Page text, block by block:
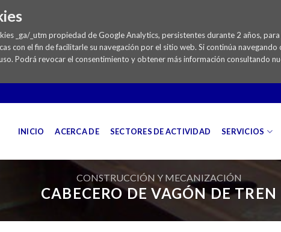
_ga/_utm propiedad de Google Analytics, persistentes durante 2 años,
con el fin de facilitarle su navegación por el sitio web. Si continúa navegando
Podrá revocar el consentimiento y obtener más información consultando
INICIO ACERCA DE SECTORES DE ACTIVIDAD SERVICIOS
CONSTRUCCIÓN Y MECANIZACIÓN
CABECERO DE VAGÓN DE TREN